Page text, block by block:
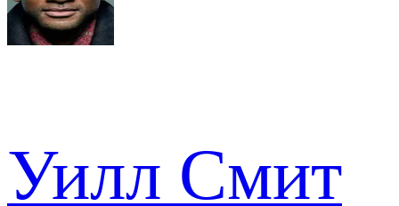
Уилл Смит